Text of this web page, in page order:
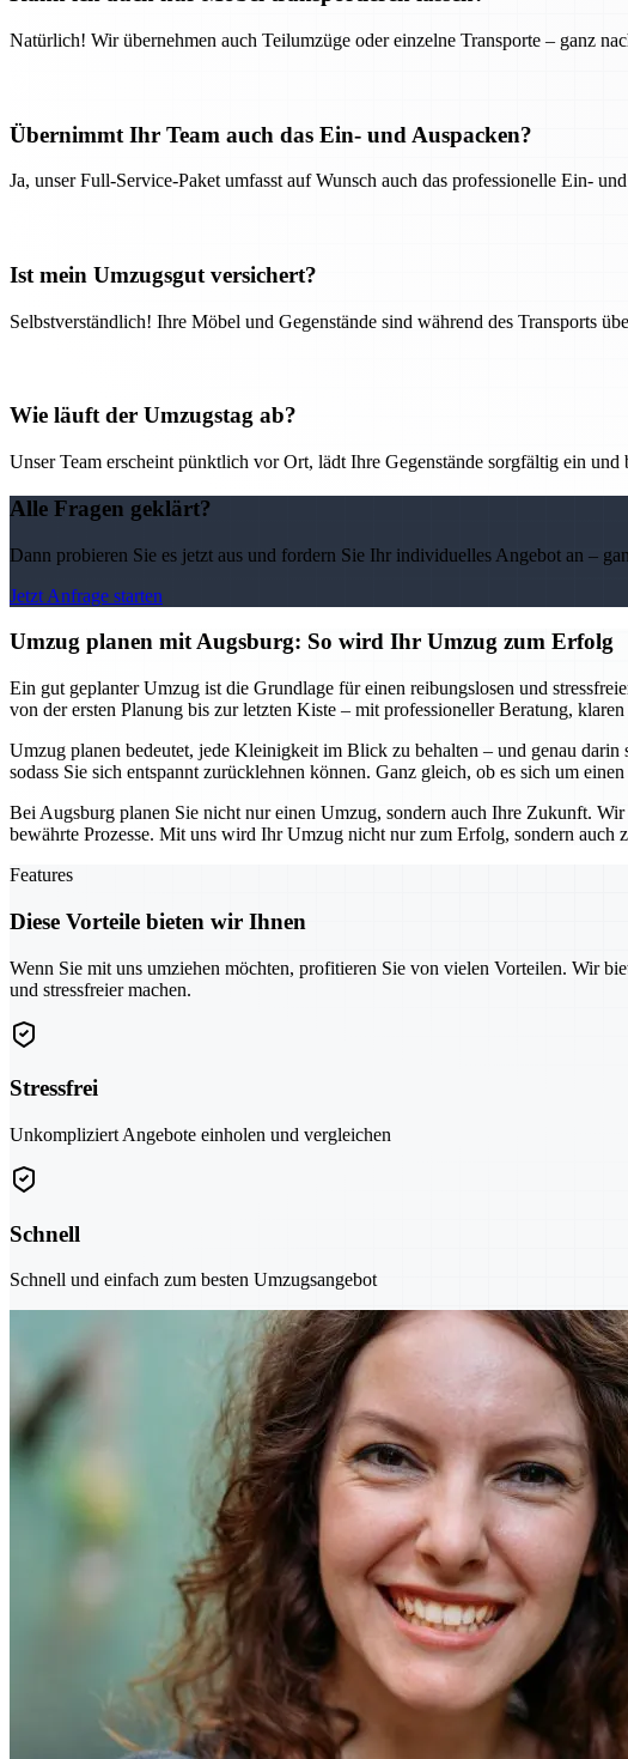
Natürlich! Wir übernehmen auch Teilumzüge oder einzelne Transporte – ganz
Übernimmt Ihr Team auch das Ein- und Auspacken?
Ja, unser Full-Service-Paket umfasst auf Wunsch auch das professionelle Ein-
Ist mein Umzugsgut versichert?
Selbstverständlich! Ihre Möbel und Gegenstände sind während des Transports
Wie läuft der Umzugstag ab?
Unser Team erscheint pünktlich vor Ort, lädt Ihre Gegenstände sorgfältig ein
Alle Fragen geklärt?
Dann probieren Sie es jetzt aus und fordern Sie Ihr individuelles Angebot an –
Jetzt Anfrage starten
Umzug planen mit Augsburg: So wird Ihr Umzug zum Erfolg
Ein gut geplanter Umzug ist die Grundlage für einen reibungslosen und
von der ersten Planung bis zur letzten Kiste – mit professioneller Beratung,
Umzug planen bedeutet, jede Kleinigkeit im Blick zu behalten – und genau
sodass Sie sich entspannt zurücklehnen können. Ganz gleich, ob es sich um
Bei Augsburg planen Sie nicht nur einen Umzug, sondern auch Ihre Zukunft.
bewährte Prozesse. Mit uns wird Ihr Umzug nicht nur zum Erfolg, sondern
Features
Diese Vorteile bieten wir Ihnen
Wenn Sie mit uns umziehen möchten, profitieren Sie von vielen Vorteilen. Wir
und stressfreier machen.
Stressfrei
Unkompliziert Angebote einholen und vergleichen
Schnell
Schnell und einfach zum besten Umzugsangebot